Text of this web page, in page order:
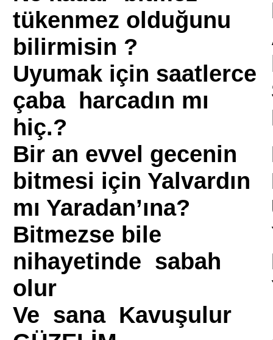
tükenmez olduğunu
bilirmisin ?
Uyumak için saatlerce
çaba harcadın mı
hiç.?
Bir an evvel gecenin
bitmesi için Yalvardın
mı Yaradan’ına?
Bitmezse bile
nihayetinde sabah
olur
Ve sana Kavuşulur